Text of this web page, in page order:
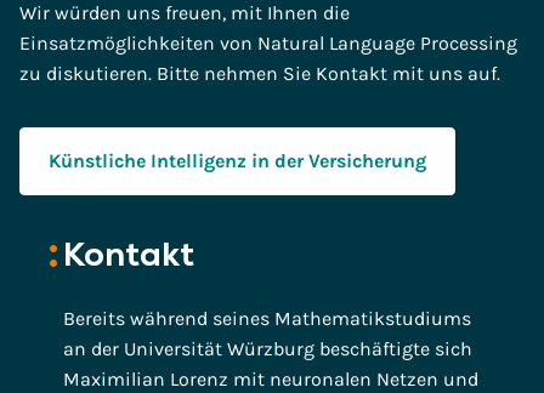
Wir würden uns freuen, mit Ihnen die
Einsatzmöglichkeiten von Natural Language Processing
zu diskutieren. Bitte nehmen Sie Kontakt mit uns auf.
Künstliche Intelligenz in der Versicherung
Kontakt
Bereits während seines Mathematikstudiums
an der Universität Würzburg beschäftigte sich
Maximilian Lorenz mit neuronalen Netzen und